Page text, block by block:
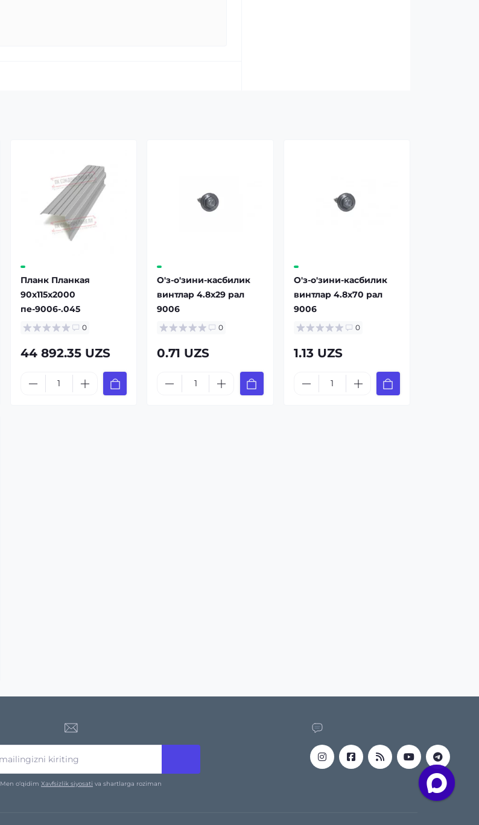
Планк Планкая
90x115x2000
пе-9006-.045
0
44 892.35 UZS
О'з-о'зини-касбилик
винтлар 4.8x29 рал
9006
0
0.71 UZS
О'з-о'зини-касбилик
винтлар 4.8x70 рал
9006
0
1.13 UZS
Men o‘qidim Xavfsizlik siyosati va shartlarga roziman